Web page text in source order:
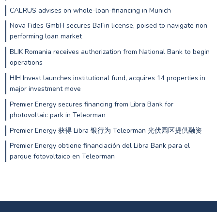
CAERUS advises on whole-loan-financing in Munich
Nova Fides GmbH secures BaFin license, poised to navigate non-
performing loan market
BLIK Romania receives authorization from National Bank to begin
operations
HIH Invest launches institutional fund, acquires 14 properties in
major investment move
Premier Energy secures financing from Libra Bank for
photovoltaic park in Teleorman
Premier Energy 获得 Libra 银行为 Teleorman 光伏园区提供融资
Premier Energy obtiene financiación del Libra Bank para el
parque fotovoltaico en Teleorman